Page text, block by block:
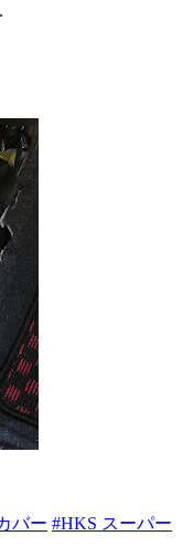
バー #HKS スーパー